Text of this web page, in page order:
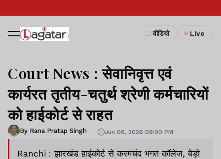
वीडियो Live
Court News : सेवानिवृत्त एवं
कार्यरत तृतीय-चतुर्थ श्रेणी कर्मचारियों
को हाईकोर्ट से राहत
By Rana Pratap Singh Jun 06, 2026 09:00 PM
Ranchi : झारखंड हाईकोर्ट से करमचंद भगत कॉलेज, बेड़ो